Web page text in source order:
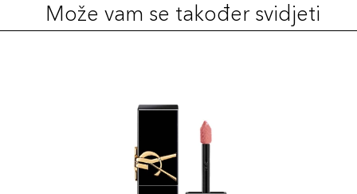
Može vam se također svidjeti